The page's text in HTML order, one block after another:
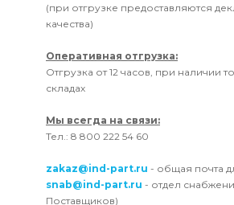
(при отгрузке предоставляются
качества)
Оперативная отгрузка:
Отгрузка от 12 часов, при наличии
складах
Мы всегда на связи:
Тел.: 8 800 222 54 60
zakaz@ind-part.ru - общая почта
snab@ind-part.ru - отдел
Поставщиков)